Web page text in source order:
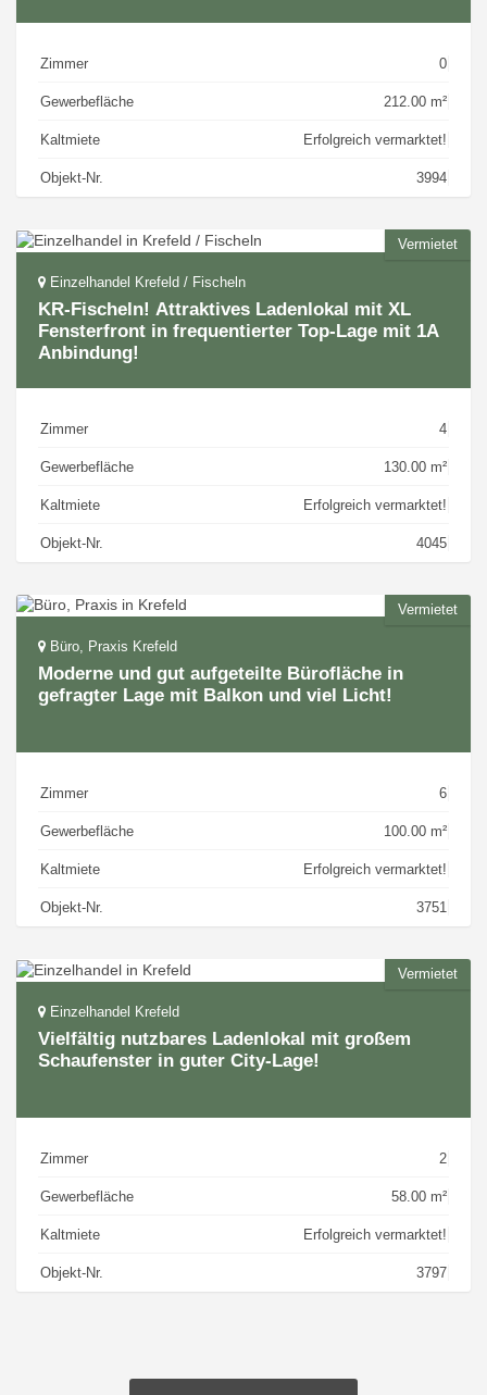
Zimmer 0
Gewerbefläche 212.00 m²
Kaltmiete Erfolgreich vermarktet!
Objekt-Nr. 3994
Vermietet
Einzelhandel Krefeld / Fischeln
KR-Fischeln! Attraktives Ladenlokal mit XL
Fensterfront in frequentierter Top-Lage mit 1A
Anbindung!
Zimmer 4
Gewerbefläche 130.00 m²
Kaltmiete Erfolgreich vermarktet!
Objekt-Nr. 4045
Vermietet
Büro, Praxis Krefeld
Moderne und gut aufgeteilte Bürofläche in
gefragter Lage mit Balkon und viel Licht!
Zimmer 6
Gewerbefläche 100.00 m²
Kaltmiete Erfolgreich vermarktet!
Objekt-Nr. 3751
Vermietet
Einzelhandel Krefeld
Vielfältig nutzbares Ladenlokal mit großem
Schaufenster in guter City-Lage!
Zimmer 2
Gewerbefläche 58.00 m²
Kaltmiete Erfolgreich vermarktet!
Objekt-Nr. 3797